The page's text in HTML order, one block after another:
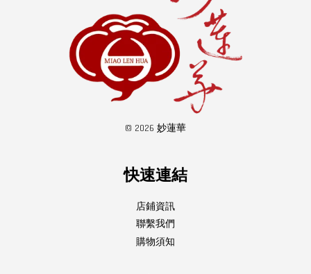
© 2026 妙蓮華
快速連結
店鋪資訊
聯繫我們
購物須知